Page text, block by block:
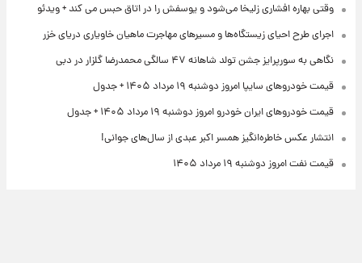
وقتی بهاره افشاری زلیخا می‌شود و یوسفش را در اتاق حبس می کند + ویدئو
اجرای طرح احیای زیستگاه‌ها و مسیرهای مهاجرت ماهیان خاویاری دریای خزر
نگاهی به سورپرایز جشن تولد شاهانه ۴۷ سالگی محمدرضا گلزار در دبی
قیمت خودروهای سایپا امروز دوشنبه ۱۹ مرداد ۱۴۰۵ + جدول
قیمت خودروهای ایران خودرو امروز دوشنبه ۱۹ مرداد ۱۴۰۵ + جدول
انتشار عکس خاطره‌انگیز همسر اکبر عبدی از سال‌های جوانی!
قیمت نفت امروز دوشنبه ۱۹ مرداد ۱۴۰۵